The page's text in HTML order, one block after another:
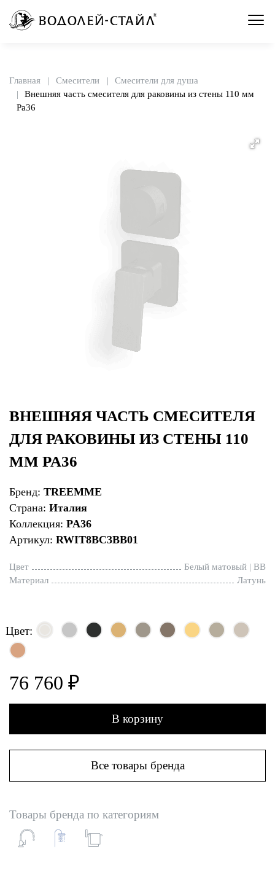
Главная Смесители
Смесители для душа
Внешняя часть смесителя для раковины из стены 110 мм
Pa36
ВНЕШНЯЯ ЧАСТЬ СМЕСИТЕЛЯ
ДЛЯ РАКОВИНЫ ИЗ СТЕНЫ 110
ММ PA36
Бренд: TREEMME
Страна: Италия
Коллекция: PA36
Артикул: RWIT8BC3BB01
Цвет
Белый матовый | BB
Материал
Латунь
Цвет:
76 760 ₽
В корзину
Все товары бренда
Товары бренда по категориям